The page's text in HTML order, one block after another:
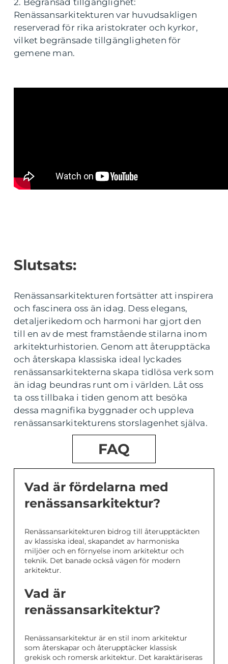
2. Begränsad tillgänglighet:
Renässansarkitekturen var huvudsakligen
reserverad för rika aristokrater och kyrkor,
vilket begränsade tillgängligheten för
gemene man.
Slutsats:
Renässansarkitekturen fortsätter att inspirera
och fascinera oss än idag. Dess elegans,
detaljerikedom och harmoni har gjort den
till en av de mest framstående stilarna inom
arkitekturhistorien. Genom att återupptäcka
och återskapa klassiska ideal lyckades
renässansarkitekterna skapa tidlösa verk som
än idag beundras runt om i världen. Låt oss
ta oss tillbaka i tiden genom att besöka
dessa magnifika byggnader och uppleva
renässansarkitekturens storslagenhet själva.
FAQ
Vad är fördelarna med
renässansarkitektur?
Renässansarkitekturen bidrog till återupptäckten
av klassiska ideal, skapandet av harmoniska
miljöer och en förnyelse inom arkitektur och
teknik. Det banade också vägen för modern
arkitektur.
Vad är
renässansarkitektur?
Renässansarkitektur är en stil inom arkitektur
som återskapar och återupptäcker klassisk
grekisk och romersk arkitektur. Det karaktäriseras